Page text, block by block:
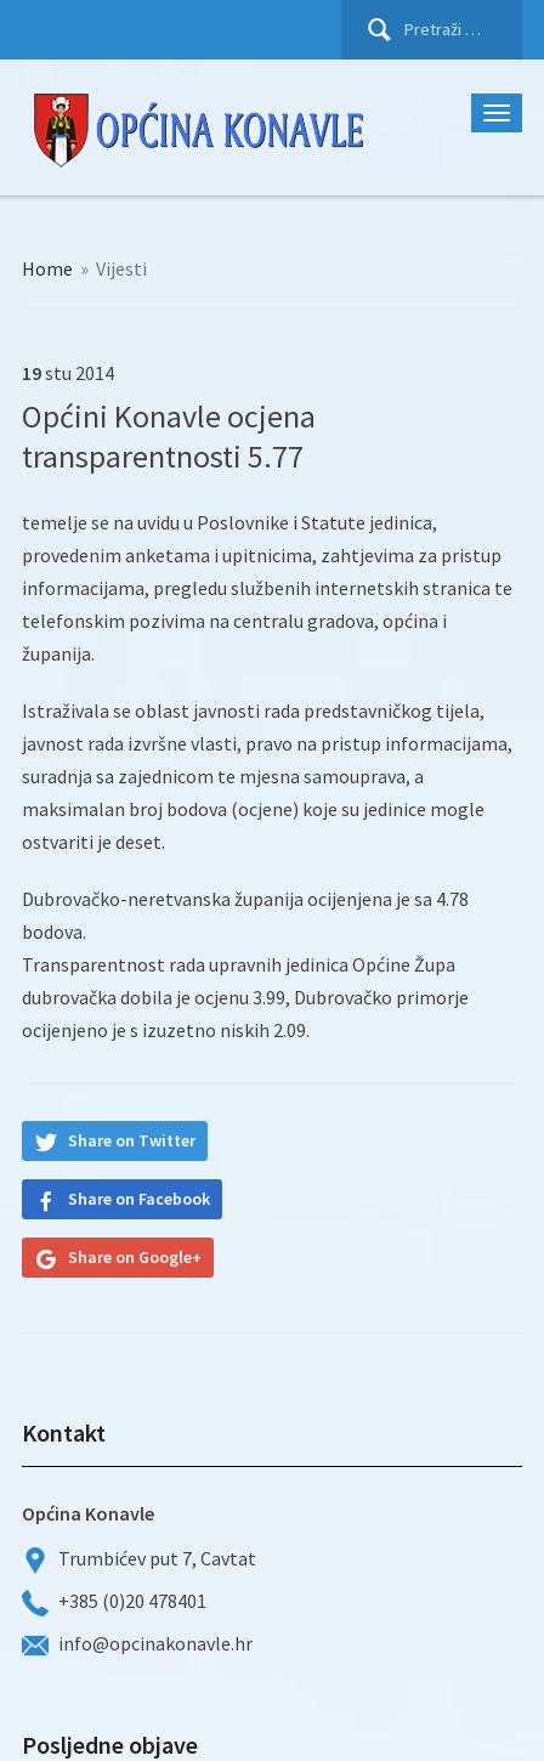
Pretraži:
Home » Vijesti
19stu 2014
Općini Konavle ocjena
transparentnosti 5.77
temelje se na uvidu u Poslovnike i Statute jedinica,
provedenim anketama i upitnicima, zahtjevima za pristup
informacijama, pregledu službenih internetskih stranica te
telefonskim pozivima na centralu gradova, općina i
županija.
Istraživala se oblast javnosti rada predstavničkog tijela,
javnost rada izvršne vlasti, pravo na pristup informacijama,
suradnja sa zajednicom te mjesna samouprava, a
maksimalan broj bodova (ocjene) koje su jedinice mogle
ostvariti je deset.
Dubrovačko-neretvanska županija ocijenjena je sa 4.78
bodova.
Transparentnost rada upravnih jedinica Općine Župa
dubrovačka dobila je ocjenu 3.99, Dubrovačko primorje
ocijenjeno je s izuzetno niskih 2.09.
Share on Twitter
Share on Facebook
Share on Google+
Kontakt
Općina Konavle
Trumbićev put 7, Cavtat
+385 (0)20 478401
info@opcinakonavle.hr
Posljedne objave